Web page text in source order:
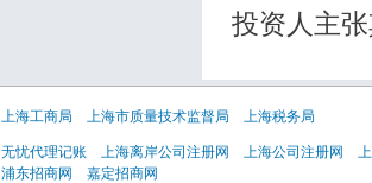
投资人主
上海工商局 上海市质量技术监督局 上海税务局
无忧代理记账 上海离岸公司注册网 上海公司注册网
浦东招商网
嘉定招商网